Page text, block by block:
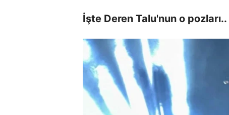
İşte Deren Talu'nun o pozları..